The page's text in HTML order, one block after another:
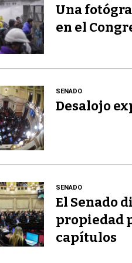
Una
en el
SENADO
Desalojo
SENADO
El Senado
propiedad
capítulos